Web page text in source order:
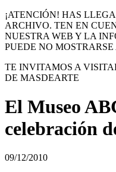
¡ATENCIÓN! HAS
ARCHIVO. TEN EN
NUESTRA WEB Y LA
PUEDE NO
TE INVITAMOS A
DE MASDEARTE
El Museo
celebración
09/12/2010